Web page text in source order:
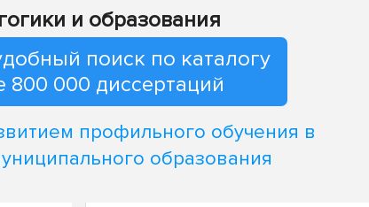
и образования
поиск по каталогу
800 000 диссертаций
профильного обучения в
образования